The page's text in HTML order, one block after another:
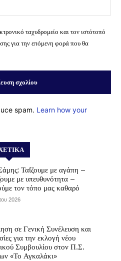
ταχυδρομείο και τον ιστότοπό
για την επόμενη φορά που θα
spam. Learn how your
Ταΐζουμε με αγάπη –
με υπευθυνότητα –
τον τόπο μας καθαρό
2026
σε Γενική Συνέλευση και
για την εκλογή νέου
Συμβουλίου στον Π.Σ.
«Το Αγκαλάκι»